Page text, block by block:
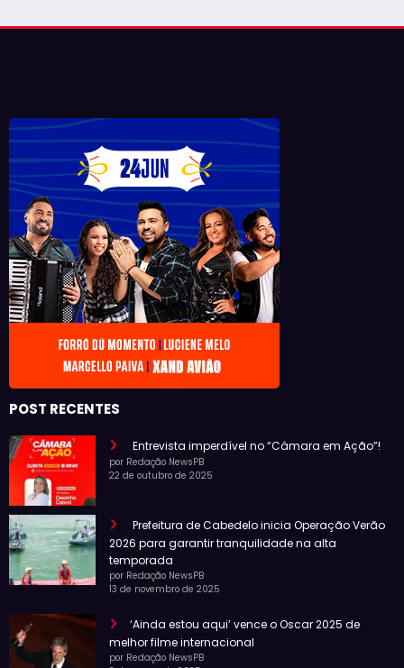
POST RECENTES
Entrevista imperdível no “Câmara em Ação”!
por Redação NewsPB
22 de outubro de 2025
Prefeitura de Cabedelo inicia Operação Verão
2026 para garantir tranquilidade na alta
temporada
por Redação NewsPB
13 de novembro de 2025
‘Ainda estou aqui’ vence o Oscar 2025 de
melhor filme internacional
por Redação NewsPB